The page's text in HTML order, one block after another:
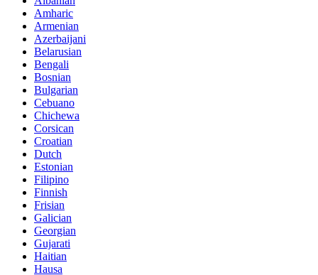
Amharic
Armenian
Azerbaijani
Belarusian
Bengali
Bosnian
Bulgarian
Cebuano
Chichewa
Corsican
Croatian
Dutch
Estonian
Filipino
Finnish
Frisian
Galician
Georgian
Gujarati
Haitian
Hausa